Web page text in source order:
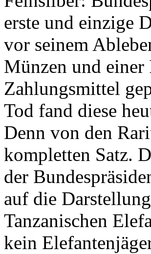
erste und einzige
vor seinem
Münzen und einer
Zahlungsmittel
Tod fand diese
Denn von den
kompletten Satz.
der
auf die
Tanzanischen
kein